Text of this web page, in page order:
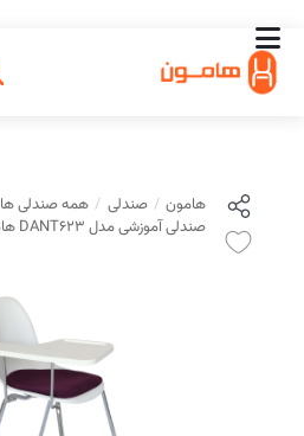
هامون صندلی همه صندلی ها
صندلی آموزشی مدل DANT623 هامون